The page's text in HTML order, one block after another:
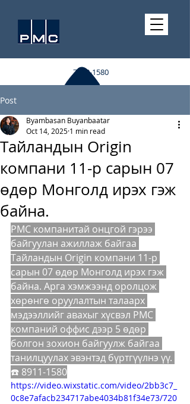
7510-1580
Post
Тайландын Origin
компани 11-р сарын 07
өдөр Монголд ирэх гэж
байна.
Byambasan Buyanbaatar
Oct 14, 2025 1 min read
PMC компанитай онцгой гэрээ
байгуулан ажиллаж байгаа
Тайландын Origin компани 11-р
сарын 07 өдөр Монголд ирэх гэж
байна. Арга хэмжээнд оролцож
хөрөнгө оруулалтын талаарх
мэдээллийг авахыг хүсвэл PMC
компаний оффис дээр 5 өдөр
болгон зохион байгуулж байгаа
танилцуулах эвэнтэд бүртгүүлнэ үү.
☎️ 8911-1580
https://video.wixstatic.com/video/2bb3c7_
0c8e7afacb234717abe4034b81f34e73/720